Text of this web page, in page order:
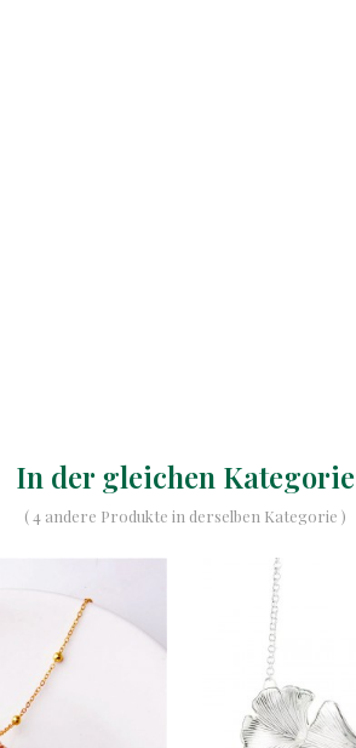
In der gleichen Kategorie
( 4 andere Produkte in derselben Kategorie )